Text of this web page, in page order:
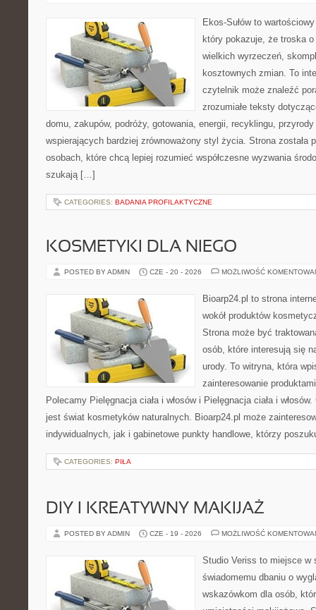
Ekos-Sułów to
który pokazuje, że troska
wielkich wyrzeczeń,
kosztownych zmian. To
czytelnik może znaleźć
zrozumiałe teksty
domu, zakupów, podróży, gotowania, energii, recyklingu,
wspierających bardziej zrównoważony styl życia. Strona została
osobach, które chcą lepiej rozumieć współczesne wyzwania
szukają […]
CATEGORIES: BADANIA PROFILAKTYCZNE
KOSMETYKI DLA NIEGO
POSTED BY ADMIN CZE - 20 - 2026 MOŻLIWOŚĆ
Bioarp24.pl to strona
wokół produktów
Strona może być
osób, które interesują się
urody. To witryna, która
zainteresowanie
Polecamy Pielęgnacja ciała i włosów i Pielęgnacja ciała i
jest świat kosmetyków naturalnych. Bioarp24.pl może
indywidualnych, jak i gabinetowe punkty handlowe, którzy
CATEGORIES: PIŁA
DIY I KREATYWNY MAKIJAŻ
POSTED BY ADMIN CZE - 19 - 2026 MOŻLIWOŚĆ
Studio Veriss to miejsce w
świadomemu dbaniu o
wskazówkom dla osób,